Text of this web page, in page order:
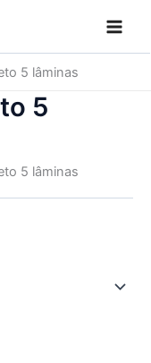
5 lâminas
5
5 lâminas